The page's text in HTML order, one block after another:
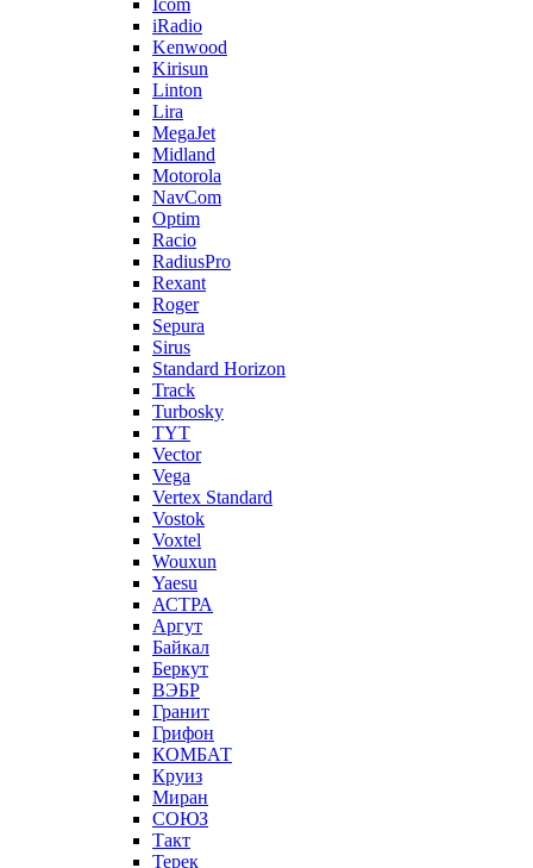
Icom
iRadio
Kenwood
Kirisun
Linton
Lira
MegaJet
Midland
Motorola
NavCom
Optim
Racio
RadiusPro
Rexant
Roger
Sepura
Sirus
Standard Horizon
Track
Turbosky
TYT
Vector
Vega
Vertex Standard
Vostok
Voxtel
Wouxun
Yaesu
АСТРА
Аргут
Байкал
Беркут
ВЭБР
Гранит
Грифон
КОМБАТ
Круиз
Миран
СОЮЗ
Такт
Терек